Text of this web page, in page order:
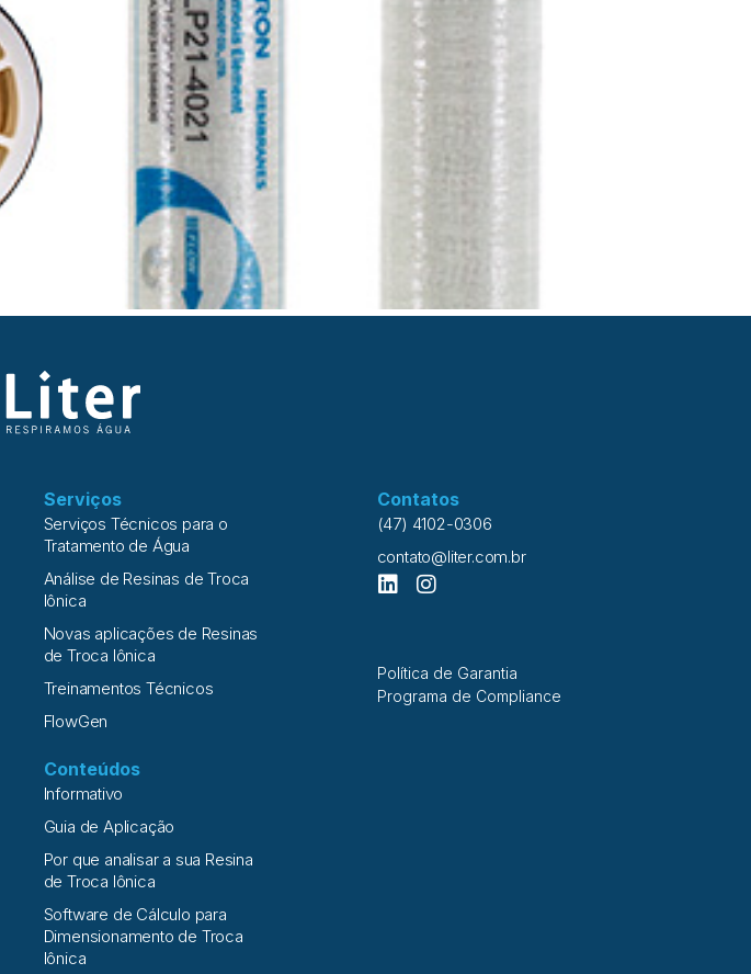
Serviços
Serviços Técnicos para o
Tratamento de Água
Análise de Resinas de Troca
Iônica
Novas aplicações de Resinas
de Troca Iônica
Treinamentos Técnicos
FlowGen
Conteúdos
Informativo
Guia de Aplicação
Por que analisar a sua Resina
de Troca Iônica
Software de Cálculo para
Dimensionamento de Troca
Iônica
Contatos
(47) 4102-0306
contato@liter.com.br
Política de Garantia
Programa de Compliance